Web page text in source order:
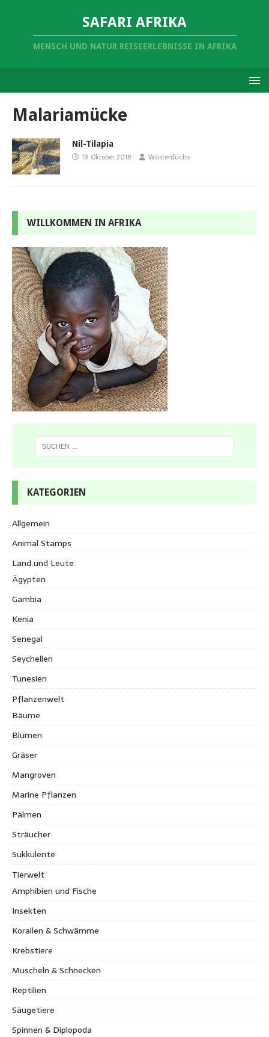
SAFARI AFRIKA
MENSCH UND NATUR REISEERLEBNISSE IN AFRIKA
Malariamücke
Nil-Tilapia
19. Oktober 2018 Wüstenfuchs
WILLKOMMEN IN AFRIKA
KATEGORIEN
Allgemein
Animal Stamps
Land und Leute
Ägypten
Gambia
Kenia
Senegal
Seychellen
Tunesien
Pflanzenwelt
Bäume
Blumen
Gräser
Mangroven
Marine Pflanzen
Palmen
Sträucher
Sukkulente
Tierwelt
Amphibien und Fische
Insekten
Korallen & Schwämme
Krebstiere
Muscheln & Schnecken
Reptilien
Säugetiere
Spinnen & Diplopoda